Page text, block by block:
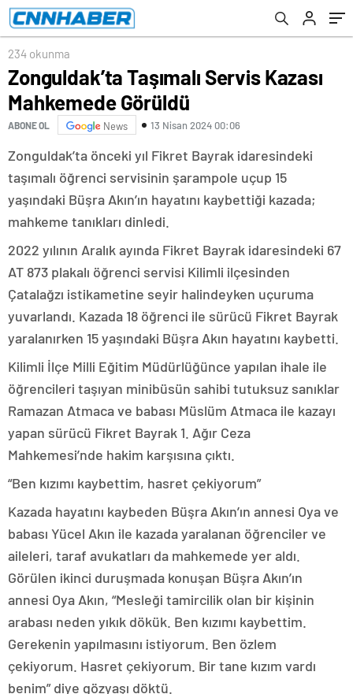
234 okunma
Zonguldak’ta Taşımalı Servis Kazası
Mahkemede Görüldü
ABONE OL News 13 Nisan 2024 00:06
Zonguldak’ta önceki yıl Fikret Bayrak idaresindeki
taşımalı öğrenci servisinin şarampole uçup 15
yaşındaki Büşra Akın’ın hayatını kaybettiği kazada;
mahkeme tanıkları dinledi.
2022 yılının Aralık ayında Fikret Bayrak idaresindeki 67
AT 873 plakalı öğrenci servisi Kilimli ilçesinden
Çatalağzı istikametine seyir halindeyken uçuruma
yuvarlandı. Kazada 18 öğrenci ile sürücü Fikret Bayrak
yaralanırken 15 yaşındaki Büşra Akın hayatını kaybetti.
Kilimli İlçe Milli Eğitim Müdürlüğünce yapılan ihale ile
öğrencileri taşıyan minibüsün sahibi tutuksuz sanıklar
Ramazan Atmaca ve babası Müslüm Atmaca ile kazayı
yapan sürücü Fikret Bayrak 1. Ağır Ceza
Mahkemesi’nde hakim karşısına çıktı.
“Ben kızımı kaybettim, hasret çekiyorum”
Kazada hayatını kaybeden Büşra Akın’ın annesi Oya ve
babası Yücel Akın ile kazada yaralanan öğrenciler ve
aileleri, taraf avukatları da mahkemede yer aldı.
Görülen ikinci duruşmada konuşan Büşra Akın’ın
annesi Oya Akın, “Mesleği tamircilik olan bir kişinin
arabası neden yıkık dökük. Ben kızımı kaybettim.
Gerekenin yapılmasını istiyorum. Ben özlem
çekiyorum. Hasret çekiyorum. Bir tane kızım vardı
benim” diye gözyaşı döktü.
bir adım attı